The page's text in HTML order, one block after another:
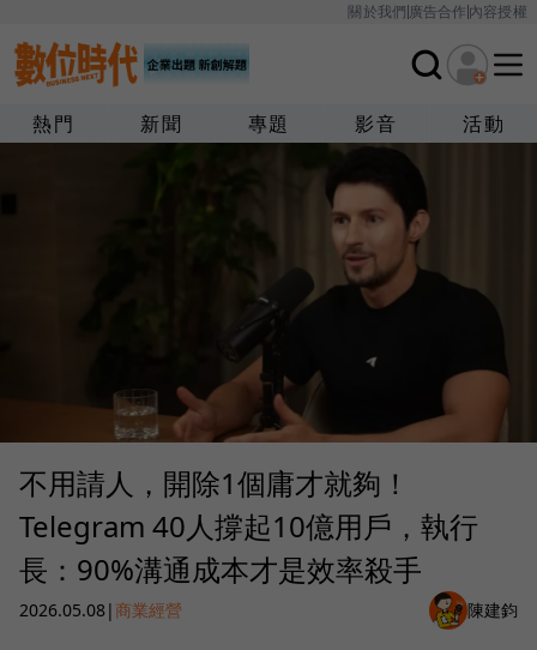
關於我們廣告合作內容授權
熱門 新聞 專題 影音 活動
不用請人，開除1個庸才就夠！
Telegram 40人撐起10億用戶，執行
長：90%溝通成本才是效率殺手
2026.05.08|商業經營 陳建鈞